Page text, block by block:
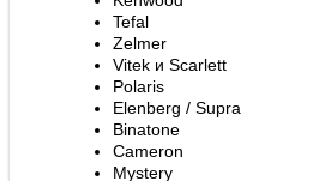
Tefal
Zelmer
Vitek и Scarlett
Polaris
Elenberg / Supra
Binatone
Cameron
Mystery